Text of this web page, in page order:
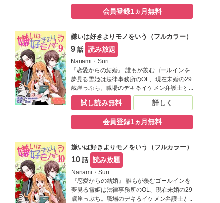
た相手は生涯最高に嫌なヤツで――！？【恋
するソワレ】会員登録1ヵ月無料
嫌いは好きよりモノをいう（フルカラー）
9話 読み放題
Nanami・Suri
『恋愛からの結婚』 誰もが羨むゴールインを
夢見る雪姫は法律事務所のOL、現在未婚の29
歳崖っぷち。職場のデキるイケメン弁護士と
の妄想で心を満たす毎日だけど、ひょんな事
から替え玉お見合いをする事に。そこで現れ
た相手は生涯最高に嫌なヤツで――！？【恋
するソワレ】
試し読み無料 詳しく
会員登録1ヵ月無料
嫌いは好きよりモノをいう（フルカラー）
10 話 読み放題
Nanami・Suri
『恋愛からの結婚』 誰もが羨むゴールインを
夢見る雪姫は法律事務所のOL、現在未婚の29
歳崖っぷち。職場のデキるイケメン弁護士と